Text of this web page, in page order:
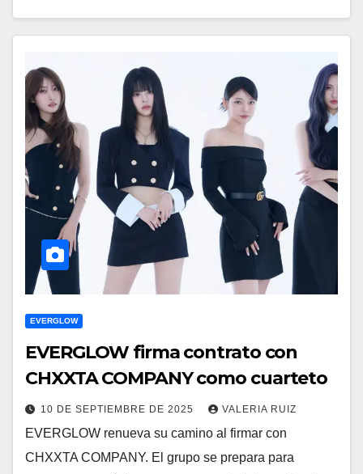
EVERGLOW
EVERGLOW firma contrato con
CHXXTA COMPANY como cuarteto
10 DE SEPTIEMBRE DE 2025 VALERIA RUIZ
EVERGLOW renueva su camino al firmar con
CHXXTA COMPANY. El grupo se prepara para